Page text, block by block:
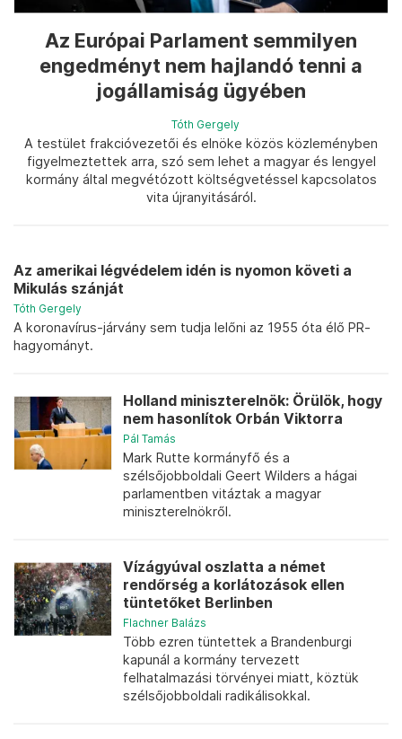
Az Európai Parlament semmilyen
engedményt nem hajlandó tenni a
jogállamiság ügyében
Tóth Gergely
A testület frakcióvezetői és elnöke közös közleményben
figyelmeztettek arra, szó sem lehet a magyar és lengyel
kormány által megvétózott költségvetéssel kapcsolatos
vita újranyitásáról.
Az amerikai légvédelem idén is nyomon követi a
Mikulás szánját
Tóth Gergely
A koronavírus-járvány sem tudja lelőni az 1955 óta élő PR-
hagyományt.
Holland miniszterelnök: Örülök, hogy
nem hasonlítok Orbán Viktorra
Pál Tamás
Mark Rutte kormányfő és a
szélsőjobboldali Geert Wilders a hágai
parlamentben vitáztak a magyar
miniszterelnökről.
Vízágyúval oszlatta a német
rendőrség a korlátozások ellen
tüntetőket Berlinben
Flachner Balázs
Több ezren tüntettek a Brandenburgi
kapunál a kormány tervezett
felhatalmazási törvényei miatt, köztük
szélsőjobboldali radikálisokkal.